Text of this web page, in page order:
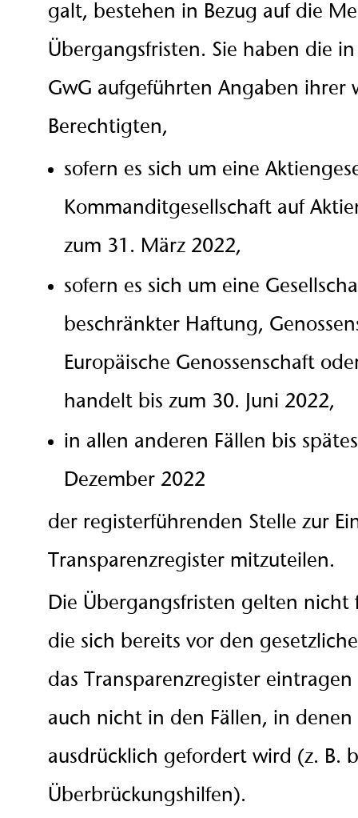
galt, bestehen in Bezug auf die
Übergangsfristen. Sie haben die
GwG aufgeführten Angaben ihrer
Berechtigten,
sofern es sich um eine
Kommanditgesellschaft auf
zum 31. März 2022,
sofern es sich um eine
beschränkter Haftung,
Europäische Genossenschaft
handelt bis zum 30. Juni 2022,
in allen anderen Fällen bis
Dezember 2022
der registerführenden Stelle zur
Transparenzregister mitzuteilen.
Die Übergangsfristen gelten nicht
die sich bereits vor den
das Transparenzregister
auch nicht in den Fällen, in
ausdrücklich gefordert wird (z. B.
Überbrückungshilfen).